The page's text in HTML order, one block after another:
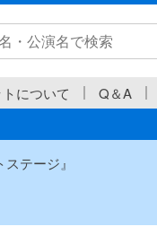
について Q＆A
テージ』